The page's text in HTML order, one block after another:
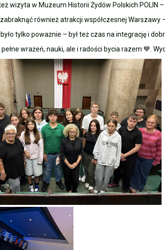
wizyta w Muzeum Historii Żydów Polskich
zabraknąć również atrakcji współczesnej
tylko poważnie – był też czas na integrację i
pełne wrażeń, nauki, ale i radości bycia razem 💙.